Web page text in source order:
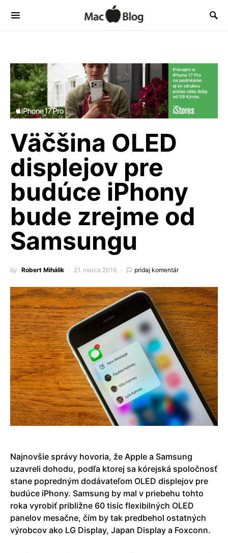
Väčšina OLED
displejov pre
budúce iPhony
bude zrejme od
Samsungu
by Robert Mihálik 21. marca 2016 pridaj komentár
Najnovšie správy hovoria, že Apple a Samsung
uzavreli dohodu, podľa ktorej sa kórejská spoločnosť
stane popredným dodávateľom OLED displejov pre
budúce iPhony. Samsung by mal v priebehu tohto
roka vyrobiť približne 60 tisíc flexibilných OLED
panelov mesačne, čím by tak predbehol ostatných
výrobcov ako LG Display, Japan Display a Foxconn.